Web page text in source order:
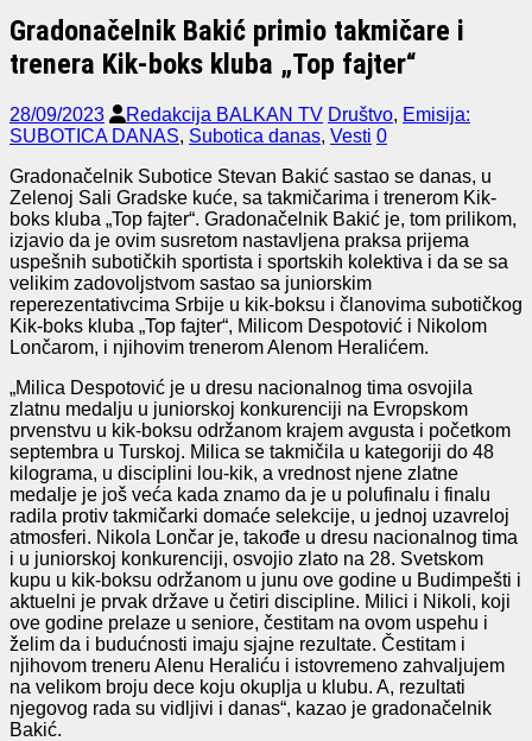
Gradonačelnik Bakić primio takmičare i
trenera Kik-boks kluba „Top fajter“
28/09/2023 Redakcija BALKAN TV Društvo, Emisija:
SUBOTICA DANAS, Subotica danas, Vesti 0
Gradonačelnik Subotice Stevan Bakić sastao se danas, u
Zelenoj Sali Gradske kuće, sa takmičarima i trenerom Kik-
boks kluba „Top fajter“. Gradonačelnik Bakić je, tom prilikom,
izjavio da je ovim susretom nastavljena praksa prijema
uspešnih subotičkih sportista i sportskih kolektiva i da se sa
velikim zadovoljstvom sastao sa juniorskim
reperezentativcima Srbije u kik-boksu i članovima subotičkog
Kik-boks kluba „Top fajter“, Milicom Despotović i Nikolom
Lončarom, i njihovim trenerom Alenom Heralićem.
„Milica Despotović je u dresu nacionalnog tima osvojila
zlatnu medalju u juniorskoj konkurenciji na Evropskom
prvenstvu u kik-boksu održanom krajem avgusta i početkom
septembra u Turskoj. Milica se takmičila u kategoriji do 48
kilograma, u disciplini lou-kik, a vrednost njene zlatne
medalje je još veća kada znamo da je u polufinalu i finalu
radila protiv takmičarki domaće selekcije, u jednoj uzavreloj
atmosferi. Nikola Lončar je, takođe u dresu nacionalnog tima
i u juniorskoj konkurenciji, osvojio zlato na 28. Svetskom
kupu u kik-boksu održanom u junu ove godine u Budimpešti i
aktuelni je prvak države u četiri discipline. Milici i Nikoli, koji
ove godine prelaze u seniore, čestitam na ovom uspehu i
želim da i budućnosti imaju sjajne rezultate. Čestitam i
njihovom treneru Alenu Heraliću i istovremeno zahvaljujem
na velikom broju dece koju okuplja u klubu. A, rezultati
njegovog rada su vidljivi i danas“, kazao je gradonačelnik
Bakić.